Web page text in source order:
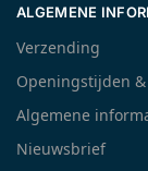
ALGEMENE
Verzending
Openingstijden
Algemene
Nieuwsbrief